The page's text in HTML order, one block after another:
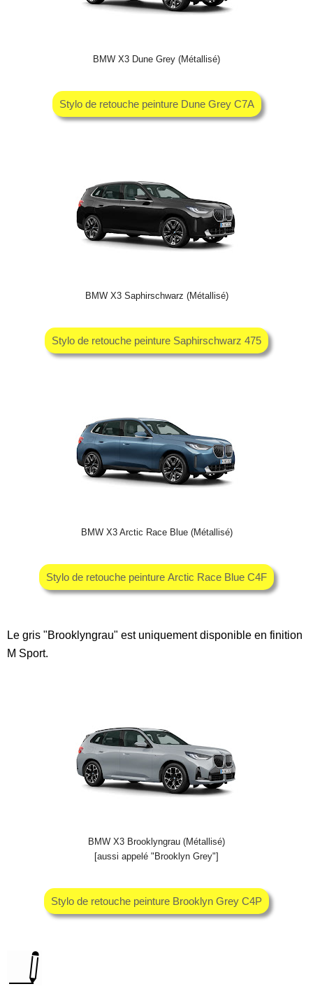
BMW X3 Dune Grey (Métallisé)
Stylo de retouche peinture Dune Grey C7A
BMW X3 Saphirschwarz (Métallisé)
Stylo de retouche peinture Saphirschwarz 475
BMW X3 Arctic Race Blue (Métallisé)
Stylo de retouche peinture Arctic Race Blue C4F
Le gris "Brooklyngrau" est uniquement disponible en finition
M Sport.
BMW X3 Brooklyngrau (Métallisé)
[aussi appelé "Brooklyn Grey"]
Stylo de retouche peinture Brooklyn Grey C4P